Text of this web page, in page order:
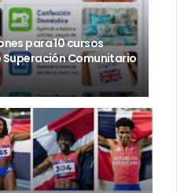
para 10 cursos
Comunitario